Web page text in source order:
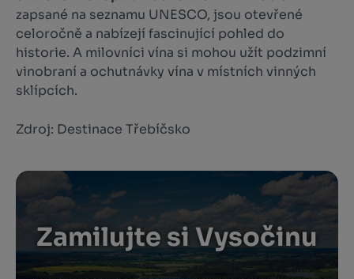
zapsané na seznamu UNESCO, jsou otevřené
celoročně a nabízejí fascinující pohled do
historie. A milovníci vína si mohou užít podzimní
vinobraní a ochutnávky vína v místních vinných
sklípcích.
Zdroj: Destinace Třebíčsko
Zamilujte si Vysočinu